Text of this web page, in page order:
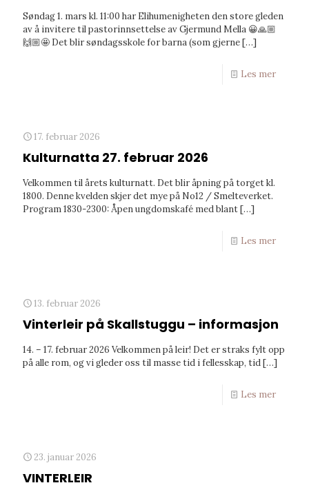
Søndag 1. mars kl. 11:00 har Elihumenigheten den store gleden
av å invitere til pastorinnsettelse av Gjermund Mella 😀🙏🏼
🙌🏼🤩 Det blir søndagsskole for barna (som gjerne[…]
Les mer
17. februar 2026
Kulturnatta 27. februar 2026
Velkommen til årets kulturnatt. Det blir åpning på torget kl.
1800. Denne kvelden skjer det mye på No12 / Smelteverket.
Program 1830-2300: Åpen ungdomskafé med blant[…]
Les mer
13. februar 2026
Vinterleir på Skallstuggu – informasjon
14. – 17. februar 2026 Velkommen på leir! Det er straks fylt opp
på alle rom, og vi gleder oss til masse tid i fellesskap, tid[…]
Les mer
23. januar 2026
VINTERLEIR